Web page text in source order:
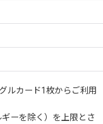
ルカード1枚からご利用
ーを除く）を上限とさ